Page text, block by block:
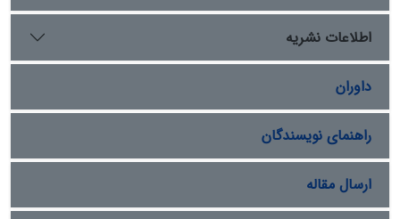
اطلاعات نشریه
داوران
راهنمای نویسندگان
ارسال مقاله